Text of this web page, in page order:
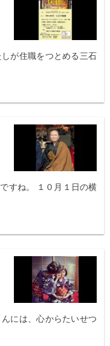
が住職をつとめる三石
すね。 １０月１日の横
には、心からたいせつ